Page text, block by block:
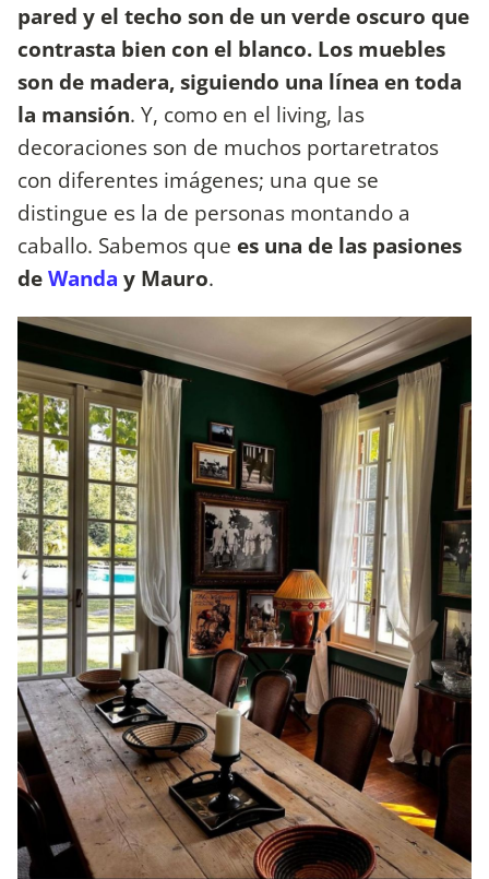
pared y el techo son de un verde oscuro que
contrasta bien con el blanco. Los muebles
son de madera, siguiendo una línea en toda
la mansión. Y, como en el living, las
decoraciones son de muchos portaretratos
con diferentes imágenes; una que se
distingue es la de personas montando a
caballo. Sabemos que es una de las pasiones
deWanda y Mauro.